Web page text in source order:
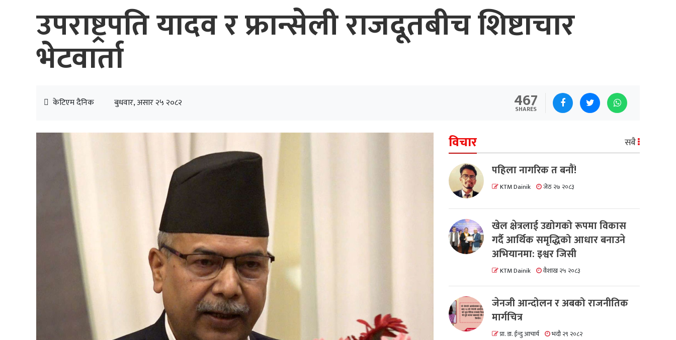
उपराष्ट्रपति यादव र फ्रान्सेली राजदूतबीच शिष्टाचार
भेटवार्ता
केटिएम दैनिक बुधवार, असार २५ २०८२ 467
SHARES
विचार सबै
पहिला नागरिक त बनाैं!
KTM Dainik जेठ २७ २०८३
खेल क्षेत्रलाई उद्योगको रूपमा विकास
गर्दै आर्थिक समृद्धिको आधार बनाउने
अभियानमा: इश्वर जिसी
KTM Dainik वैशाख २५ २०८३
जेनजी आन्दोलन र अबको राजनीतिक
मार्गचित्र
प्रा. डा. ईन्दु आचार्य भदौ २९ २०८२